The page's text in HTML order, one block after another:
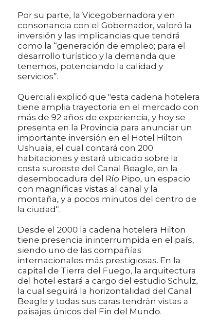
Por su parte, la Vicegobernadora y en
consonancia con el Gobernador, valoró la
inversión y las implicancias que tendrá
como la “generación de empleo; para el
desarrollo turístico y la demanda que
tenemos, potenciando la calidad y
servicios”.
Querciali explicó que "esta cadena hotelera
tiene amplia trayectoria en el mercado con
más de 92 años de experiencia, y hoy se
presenta en la Provincia para anunciar un
importante inversión en el Hotel Hilton
Ushuaia, el cual contará con 200
habitaciones y estará ubicado sobre la
costa suroeste del Canal Beagle, en la
desembocadura del Río Pipo, un espacio
con magníficas vistas al canal y la
montaña, y a pocos minutos del centro de
la ciudad".
Desde el 2000 la cadena hotelera Hilton
tiene presencia ininterrumpida en el país,
siendo uno de las compañías
internacionales más prestigiosas. En la
capital de Tierra del Fuego, la arquitectura
del hotel estará a cargo del estudio Schulz,
la cual seguirá la horizontalidad del Canal
Beagle y todas sus caras tendrán vistas a
paisajes únicos del Fin del Mundo.